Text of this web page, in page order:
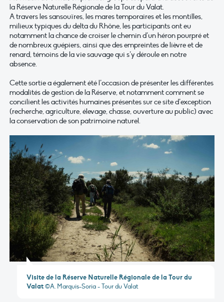
la Réserve Naturelle Régionale de la Tour du Valat.
A travers les sansouïres, les mares temporaires et les montilles,
milieux typiques du delta du Rhône, les participants ont eu
notamment la chance de croiser le chemin d’un héron pourpré et
de nombreux guépiers, ainsi que des empreintes de lièvre et de
renard, témoins de la vie sauvage qui s’y déroule en notre
absence.
Cette sortie a également été l’occasion de présenter les différentes
modalités de gestion de la Réserve, et notamment comment se
concilient les activités humaines présentes sur ce site d’exception
(recherche, agriculture, élevage, chasse, ouverture au public) avec
la conservation de son patrimoine naturel.
Visite de la Réserve Naturelle Régionale de la Tour du
Valat©A. Marquis-Soria - Tour du Valat